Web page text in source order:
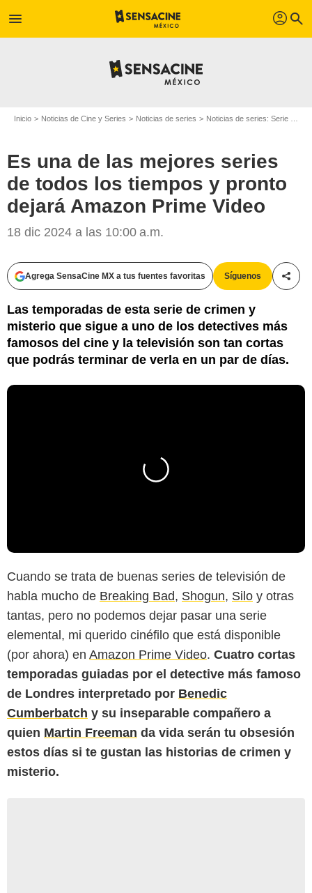
menu profil search
Inicio Noticias de Cine y Series Noticias de series Noticias de series: Serie de televisión
Es una de las mejores series
de todos los tiempos y pronto
dejará Amazon Prime Video
18 dic 2024 a las 10:00 a.m.
Agrega SensaCine MX a tus fuentes favoritas Síguenos
Las temporadas de esta serie de crimen y
misterio que sigue a uno de los detectives más
famosos del cine y la televisión son tan cortas
que podrás terminar de verla en un par de días.
Cuando se trata de buenas series de televisión de
habla mucho de Breaking Bad, Shogun, Silo y otras
tantas, pero no podemos dejar pasar una serie
elemental, mi querido cinéfilo que está disponible
(por ahora) en Amazon Prime Video. Cuatro cortas
temporadas guiadas por el detective más famoso
de Londres interpretado por Benedic
Cumberbatch y su inseparable compañero a
quien Martin Freeman da vida serán tu obsesión
estos días si te gustan las historias de crimen y
misterio.